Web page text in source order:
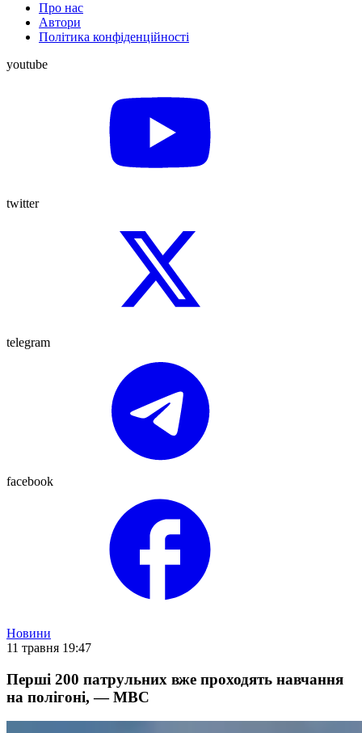
Про нас
Автори
Політика конфіденційності
youtube
twitter
telegram
facebook
Новини
11 травня 19:47
Перші 200 патрульних вже проходять навчання
на полігоні, — МВС